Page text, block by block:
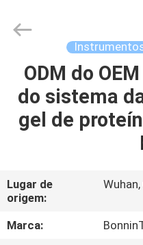
CASA
PRODUTOS
SOBRE
NÓS
Copyright
Wuhan
Technology
Rights
Reserved.
ODM do
do sistema
gel de
Lugar de
origem:
Marca: